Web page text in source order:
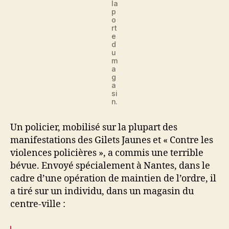
la
p
o
rt
e
d
u
m
a
g
a
si
n.
Un policier, mobilisé sur la plupart des
manifestations des Gilets Jaunes et « Contre les
violences policières », a commis une terrible
bévue. Envoyé spécialement à Nantes, dans le
cadre d’une opération de maintien de l’ordre, il
a tiré sur un individu, dans un magasin du
centre-ville :